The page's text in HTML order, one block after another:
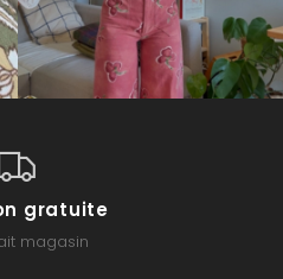
gratuite
magasin